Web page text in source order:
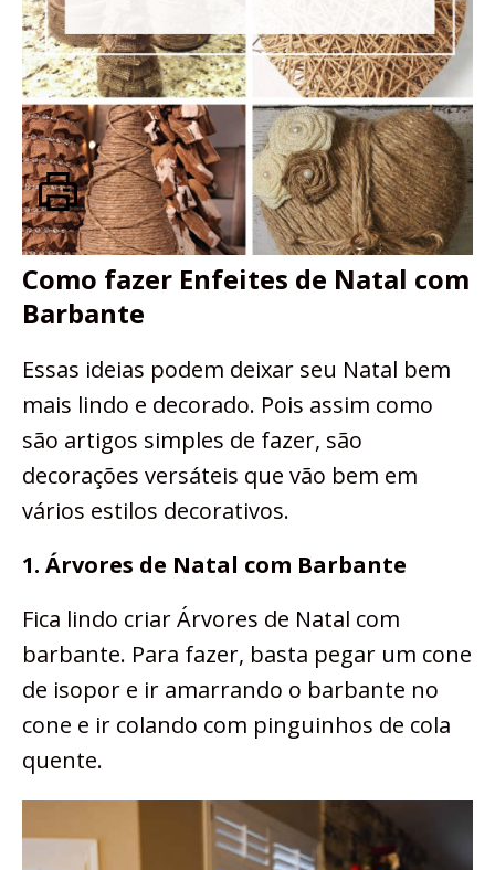
Como fazer Enfeites de Natal com
Barbante
Essas ideias podem deixar seu Natal bem
mais lindo e decorado. Pois assim como
são artigos simples de fazer, são
decorações versáteis que vão bem em
vários estilos decorativos.
1. Árvores de Natal com Barbante
Fica lindo criar Árvores de Natal com
barbante. Para fazer, basta pegar um cone
de isopor e ir amarrando o barbante no
cone e ir colando com pinguinhos de cola
quente.